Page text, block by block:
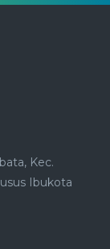
Kec.
Ibukota